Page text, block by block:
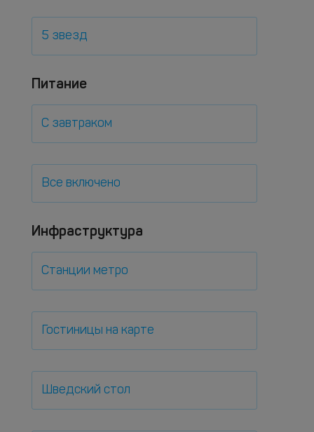
5 звезд
Питание
С завтраком
Все включено
Инфраструктура
Станции метро
Гостиницы на карте
Шведский стол